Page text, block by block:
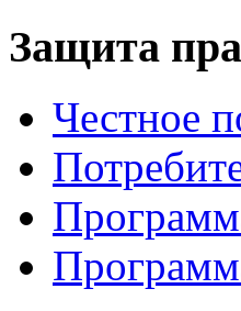
Защита
Честное